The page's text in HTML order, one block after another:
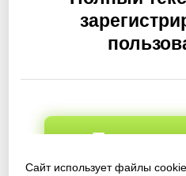
Сайт использует файлы